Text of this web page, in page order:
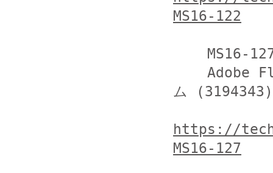
MS16-122
ム (3194343)
https://
MS16-127